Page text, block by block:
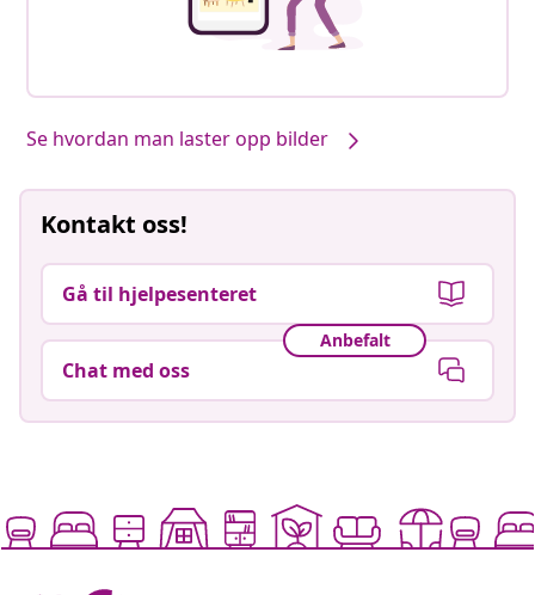
Se hvordan man laster opp bilder
Kontakt oss!
Gå til hjelpesenteret
Anbefalt
Chat med oss